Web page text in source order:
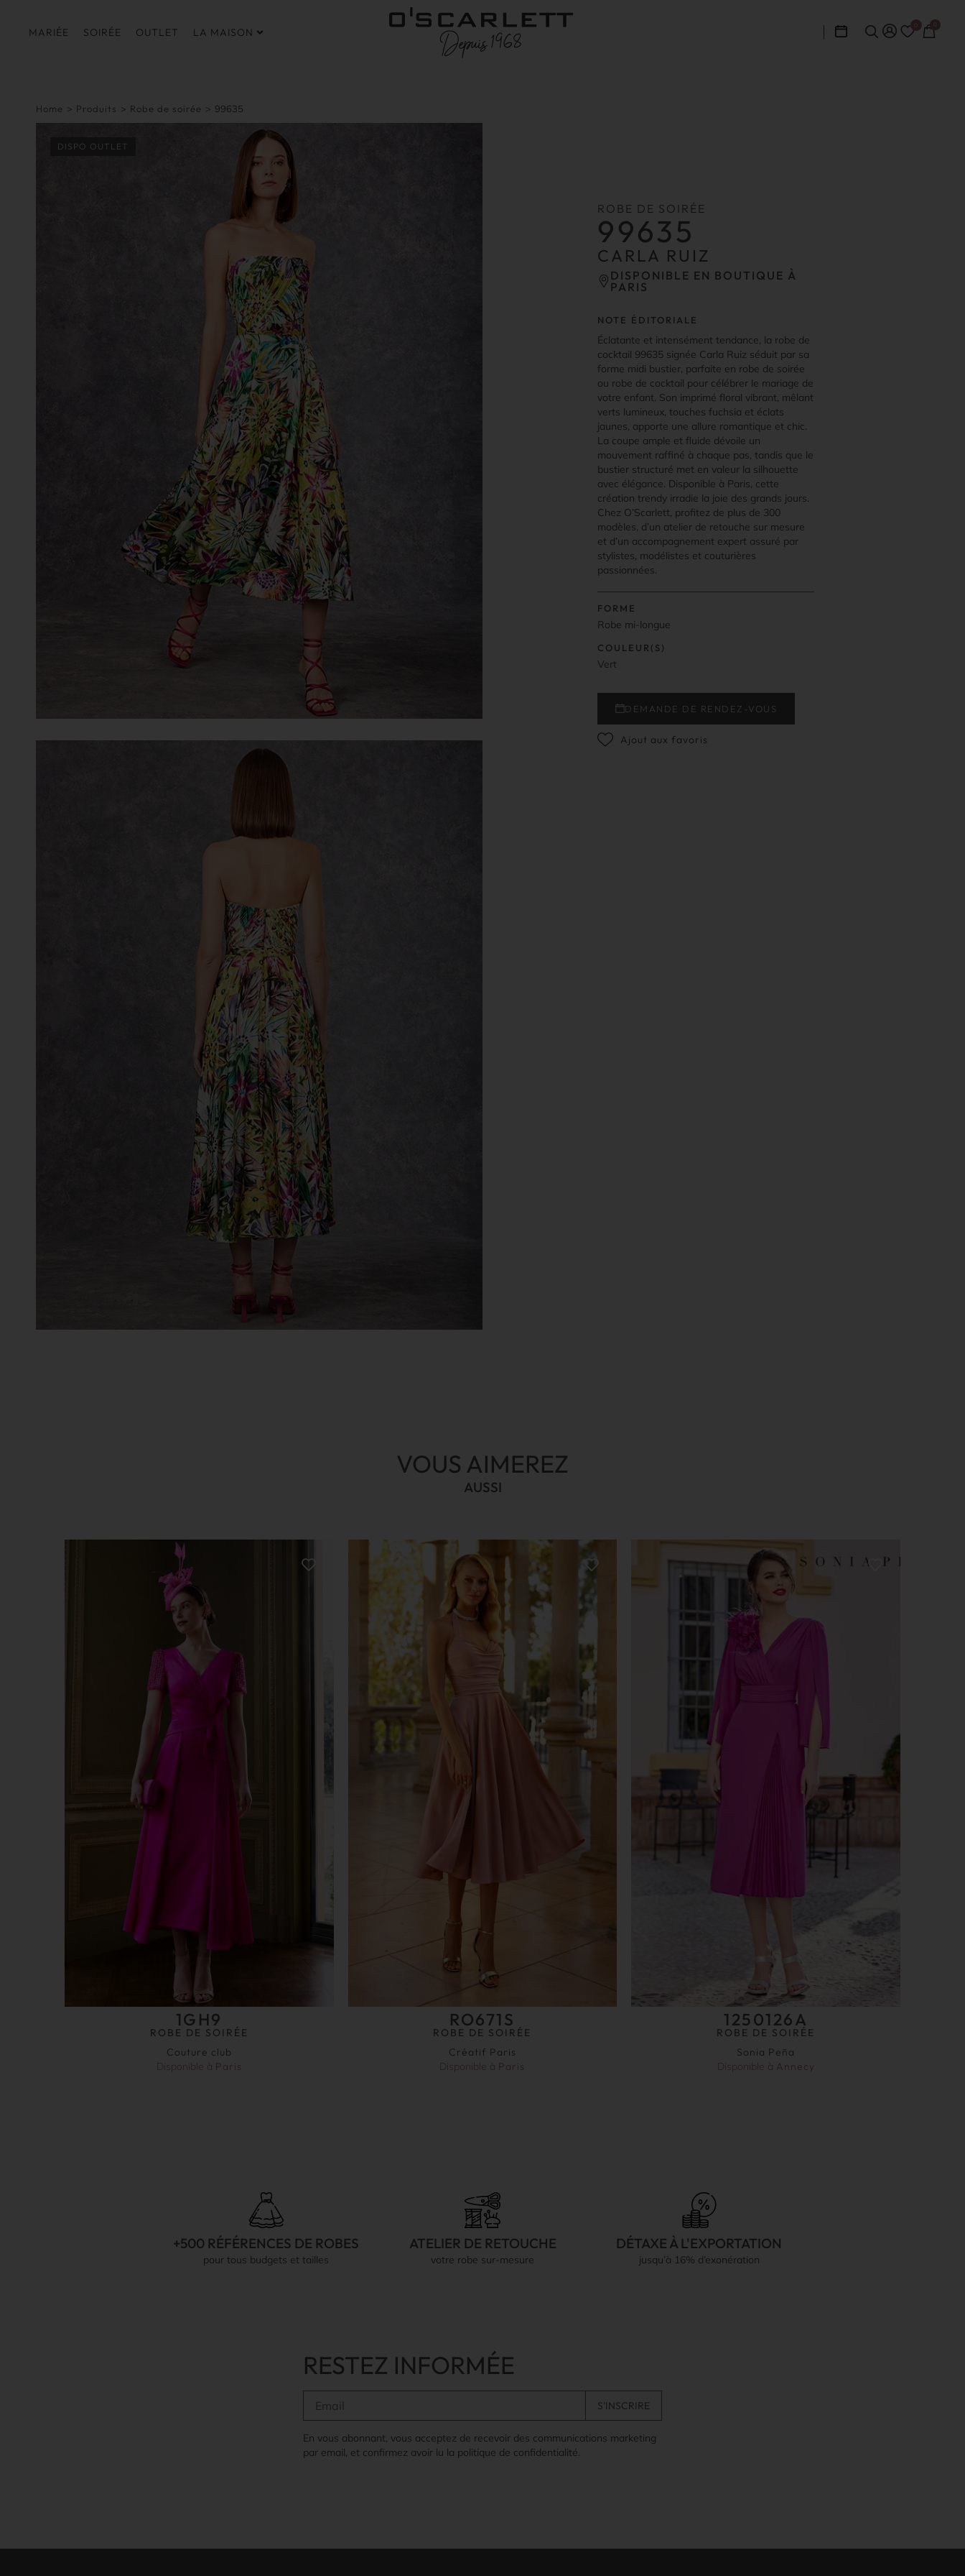
MARIÉE SOIRÉE OUTLET LA MAISON
Home > Produits > Robe de soirée > 99635
DISPO OUTLET
ROBE DE SOIRÉE
99635
CARLA RUIZ
DISPONIBLE EN BOUTIQUE À
PARIS
NOTE ÉDITORIALE
Éclatante et intensément tendance, la robe de
cocktail 99635 signée Carla Ruiz séduit par sa
forme midi bustier, parfaite en robe de soirée
ou robe de cocktail pour célébrer le mariage de
votre enfant. Son imprimé floral vibrant, mêlant
verts lumineux, touches fuchsia et éclats
jaunes, apporte une allure romantique et chic.
La coupe ample et fluide dévoile un
mouvement raffiné à chaque pas, tandis que le
bustier structuré met en valeur la silhouette
avec élégance. Disponible à Paris, cette
création trendy irradie la joie des grands jours.
Chez O’Scarlett, profitez de plus de 300
modèles, d’un atelier de retouche sur mesure
et d’un accompagnement expert assuré par
stylistes, modélistes et couturières
passionnées.
FORME
Robe mi-longue
COULEUR(S)
Vert
DEMANDE DE RENDEZ-VOUS
Ajout aux favoris
VOUS AIMEREZ
AUSSI
1GH9
ROBE DE SOIRÉE
Couture club
Disponible à Paris
RO671S
ROBE DE SOIRÉE
Créatif Paris
Disponible à Paris
1250126A
ROBE DE SOIRÉE
Sonia Peña
Disponible à Annecy
+500 RÉFÉRENCES DE ROBES
pour tous budgets et tailles
ATELIER DE RETOUCHE
votre robe sur-mesure
DÉTAXE À L'EXPORTATION
jusqu’à 16% d’exonération
RESTEZ INFORMÉE
En vous abonnant, vous acceptez de recevoir des communications marketing
par email, et confirmez avoir lu la politique de confidentialité.